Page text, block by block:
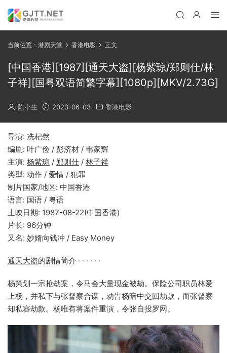
当前位置： 港剧天堂 香港电影 正文
[中国香港][1987][通天大盗][杨紫琼/郑则仕/林
子祥][国粤双语简繁字幕][1080p][MKV/2.73G]
陈小生 2023-06-03 香港电影
导演: 冼杞然
编剧: 叶广俭 / 彭济材 / 韦家辉
主演: 杨紫琼 / 郑则仕 / 林子祥
类型: 动作 / 爱情 / 犯罪
制片国家/地区: 中国香港
语言: 国语 / 粤语
上映日期: 1987-08-22(中国香港)
片长: 96分钟
又名: 妙婿向钱冲 / Easy Money
通天大盗的剧情简介 · · · · · ·
杨策划一宗抢劫案，令马会大量现金被劫。保险公司职员林爱
上杨，并私下与张督察合谋，劝告杨暗中交回劫款，而张督察
却私容劫款。杨唯有将案件重演，令张自投罗网。